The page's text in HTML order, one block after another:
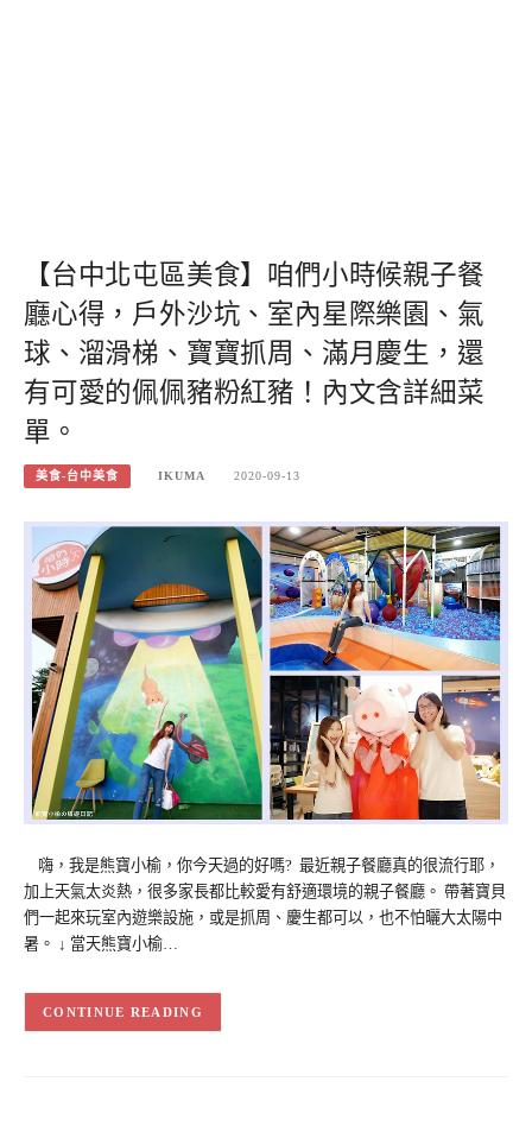
【台中北屯區美食】咱們小時候親子餐
廳心得，戶外沙坑、室內星際樂園、氣
球、溜滑梯、寶寶抓周、滿月慶生，還
有可愛的佩佩豬粉紅豬！內文含詳細菜
單。
美食-台中美食 IKUMA 2020-09-13
嗨，我是熊寶小榆，你今天過的好嗎? 最近親子餐廳真的很流行耶，
加上天氣太炎熱，很多家長都比較愛有舒適環境的親子餐廳。 帶著寶貝
們一起來玩室內遊樂設施，或是抓周、慶生都可以，也不怕曬大太陽中
暑。 ↓ 當天熊寶小榆…
CONTINUE READING